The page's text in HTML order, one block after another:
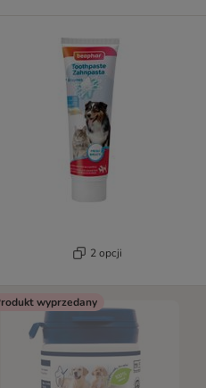
2 opcji
wyprzedany